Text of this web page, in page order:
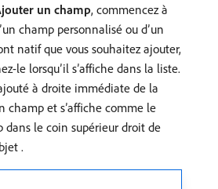
un champ, commencez à
champ personnalisé ou d’un
natif que vous souhaitez ajouter,
le lorsqu’il s’affiche dans la liste.
à droite immédiate de la
champ et s’affiche comme le
dans le coin supérieur droit de
.